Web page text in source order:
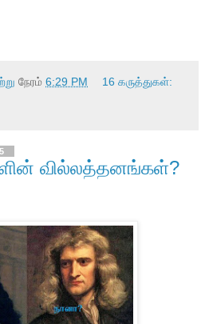
நேரம் 6:29 PM 16 கருத்துகள்:
வில்லத்தனங்கள்?